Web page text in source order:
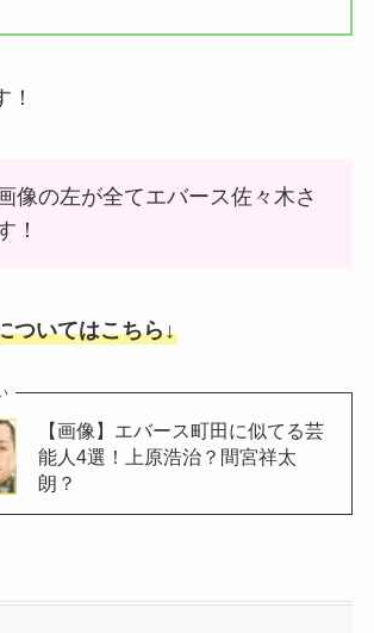
像の左が全てエバース佐々木さ
！
ついてはこちら↓
【画像】エバース町田に似てる芸
能人4選！上原浩治？間宮祥太
朗？